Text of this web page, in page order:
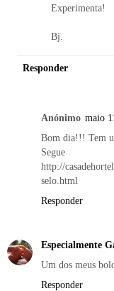
Experimenta!
Bj.
Responder
Anónimo maio
Bom dia!!! Tem
http://
selo.html
Responder
Especialmente
Um dos meus
Responder